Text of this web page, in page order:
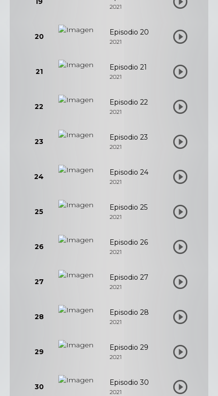
2021
20 Episodio 20
2021
21 Episodio 21
2021
22 Episodio 22
2021
23 Episodio 23
2021
24 Episodio 24
2021
25 Episodio 25
2021
26 Episodio 26
2021
27 Episodio 27
2021
28 Episodio 28
2021
29 Episodio 29
2021
30 Episodio 30
2021